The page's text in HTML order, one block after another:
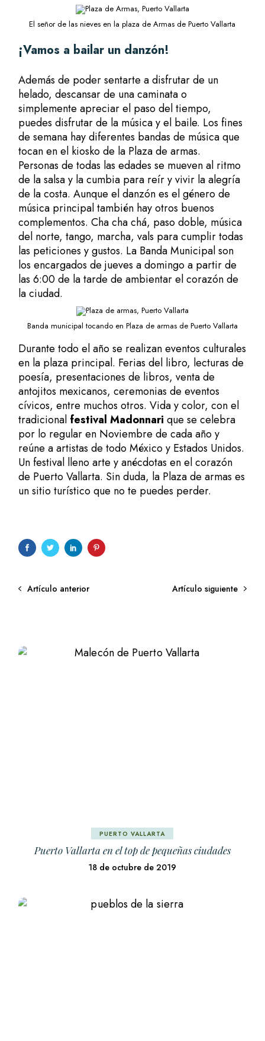
El señor de las nieves en la plaza de Armas de Puerto Vallarta
¡Vamos a bailar un danzón!
Además de poder sentarte a disfrutar de un
helado, descansar de una caminata o
simplemente apreciar el paso del tiempo,
puedes disfrutar de la música y el baile. Los fines
de semana hay diferentes bandas de música que
tocan en el kiosko de la Plaza de armas.
Personas de todas las edades se mueven al ritmo
de la salsa y la cumbia para reír y vivir la alegría
de la costa. Aunque el danzón es el género de
música principal también hay otros buenos
complementos. Cha cha chá, paso doble, música
del norte, tango, marcha, vals para cumplir todas
las peticiones y gustos. La Banda Municipal son
los encargados de jueves a domingo a partir de
las 6:00 de la tarde de ambientar el corazón de
la ciudad.
Banda municipal tocando en Plaza de armas de Puerto Vallarta
Durante todo el año se realizan eventos culturales
en la plaza principal. Ferias del libro, lecturas de
poesía, presentaciones de libros, venta de
antojitos mexicanos, ceremonias de eventos
cívicos, entre muchos otros. Vida y color, con el
tradicional festival Madonnari que se celebra
por lo regular en Noviembre de cada año y
reúne a artistas de todo México y Estados Unidos.
Un festival lleno arte y anécdotas en el corazón
de Puerto Vallarta. Sin duda, la Plaza de armas es
un sitio turístico que no te puedes perder.
Artículo anterior Artículo siguiente
PUERTO VALLARTA
Puerto Vallarta en el top de pequeñas ciudades
18 de octubre de 2019